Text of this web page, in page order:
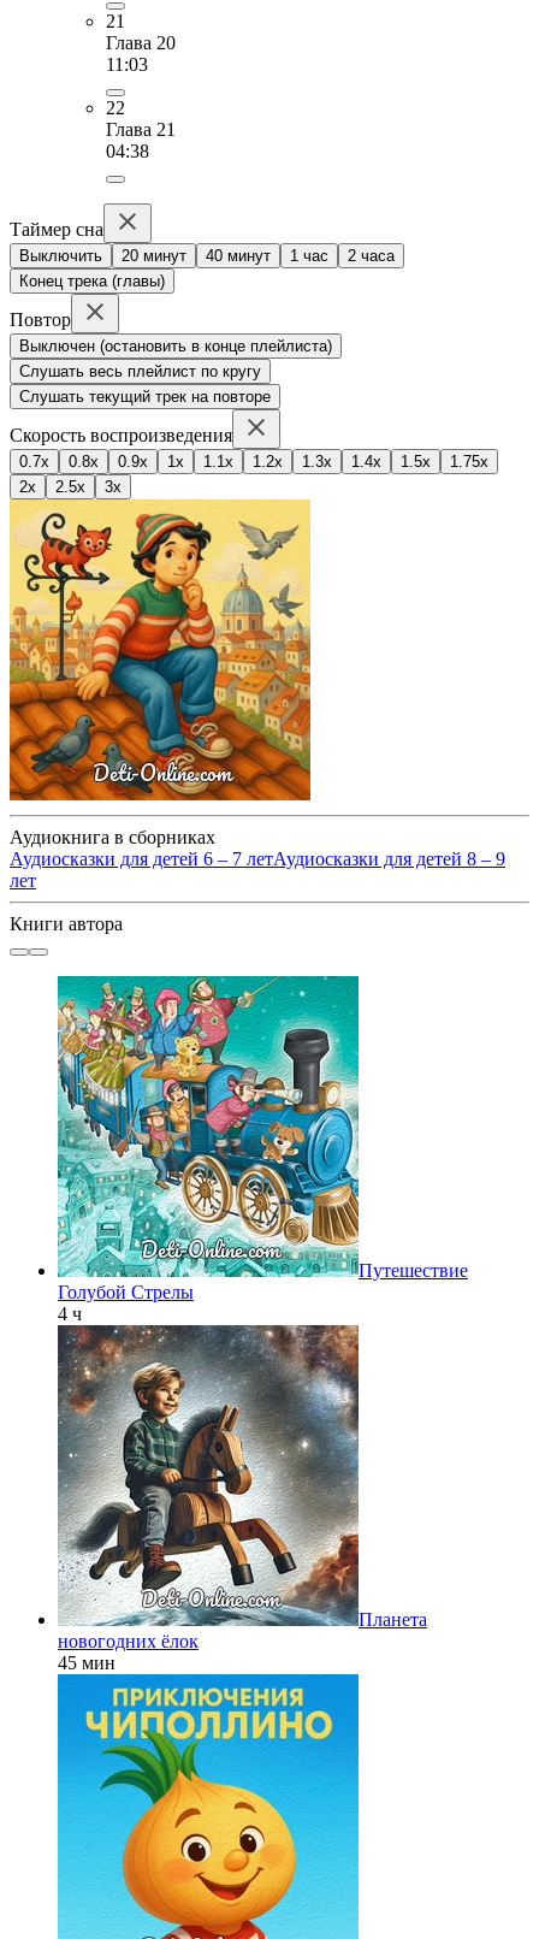
21
Глава 20
11:03
22
Глава 21
04:38
Таймер сна
Выключить 20 минут 40 минут 1 час
2 часа
Конец трека (главы)
Повтор
Выключен (остановить в конце плейлиста)
Слушать весь плейлист по кругу
Слушать текущий трек на повторе
Скорость воспроизведения
0.7x 0.8x 0.9x 1x 1.1x 1.2x 1.3x 1.4x 1.5x
1.75x
2x
2.5x 3x
Аудиокнига в сборниках
Аудиосказки для детей 6 – 7 летАудиосказки для детей 8 – 9
лет
Книги автора
Путешествие
Голубой Стрелы
4 ч
Планета
новогодних ёлок
45 мин